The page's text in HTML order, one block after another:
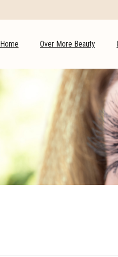
Home Over More Beauty